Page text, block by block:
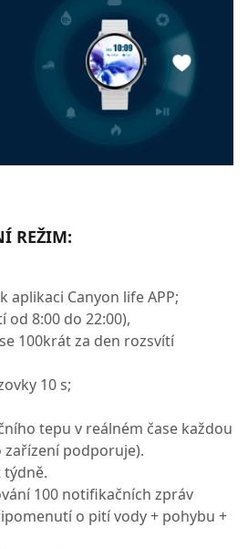
REŽIM:
aplikaci Canyon life APP;
od 8:00 do 22:00),
100krát za den rozsvítí
10 s;
tepu v reálném čase každou
podporuje).
týdně.
100 notifikačních zpráv
o pití vody + pohybu +